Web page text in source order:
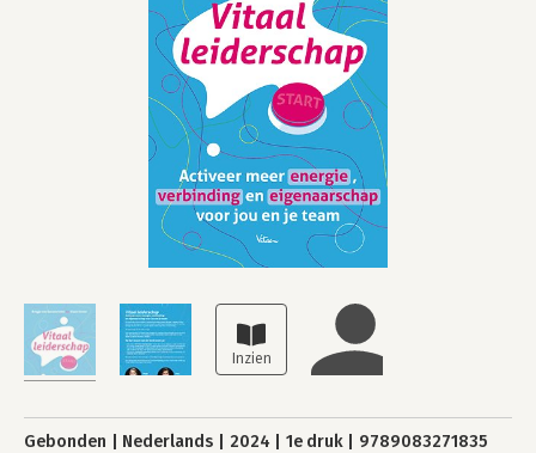
Gebonden Nederlands 2024 1e druk 9789083271835